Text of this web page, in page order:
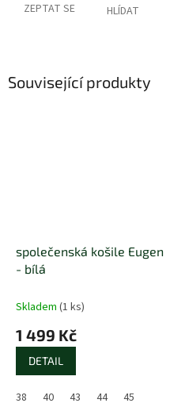
ZEPTAT SE HLÍDAT
Související produkty
společenská košile Eugen
- bílá
Skladem (1 ks)
1 499 Kč
DETAIL
38 40 43 44 45